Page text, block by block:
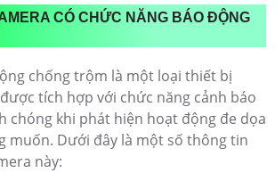
CÓ CHỨC NĂNG BÁO ĐỘNG
chống trộm là một loại thiết bị
tích hợp với chức năng cảnh báo
chóng khi phát hiện hoạt động đe dọa
muốn. Dưới đây là một số thông tin
này: